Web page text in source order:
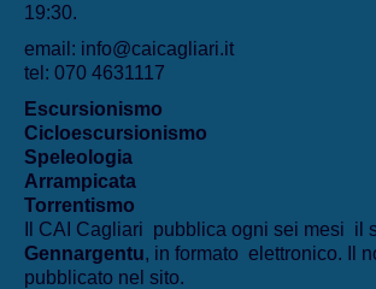
19:30.
email: info@caicagliari.it
tel: 070 4631117
Escursionismo
Cicloescursionismo
Speleologia
Arrampicata
Torrentismo
Il CAI Cagliari pubblica ogni sei mesi il
Gennargentu, in formato elettronico. Il
pubblicato nel sito.